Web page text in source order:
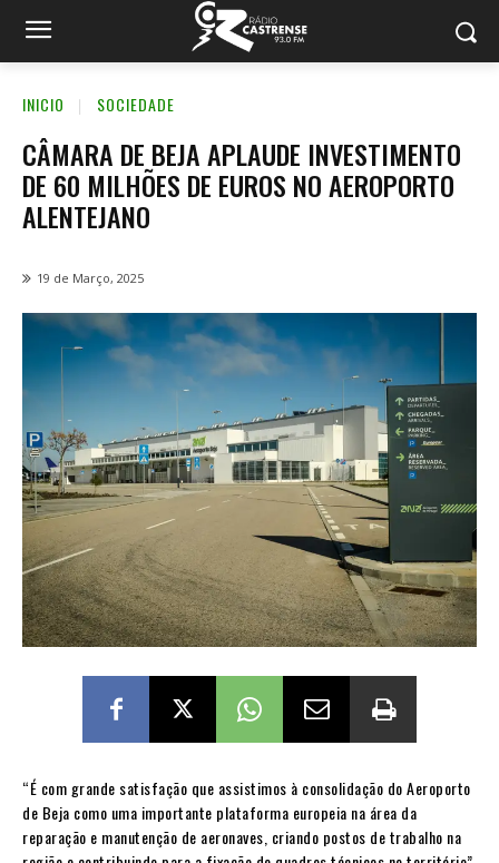
INICIO SOCIEDADE
CÂMARA DE BEJA APLAUDE INVESTIMENTO
DE 60 MILHÕES DE EUROS NO AEROPORTO
ALENTEJANO
19 de Março, 2025
“É com grande satisfação que assistimos à consolidação do Aeroporto
de Beja como uma importante plataforma europeia na área da
reparação e manutenção de aeronaves, criando postos de trabalho na